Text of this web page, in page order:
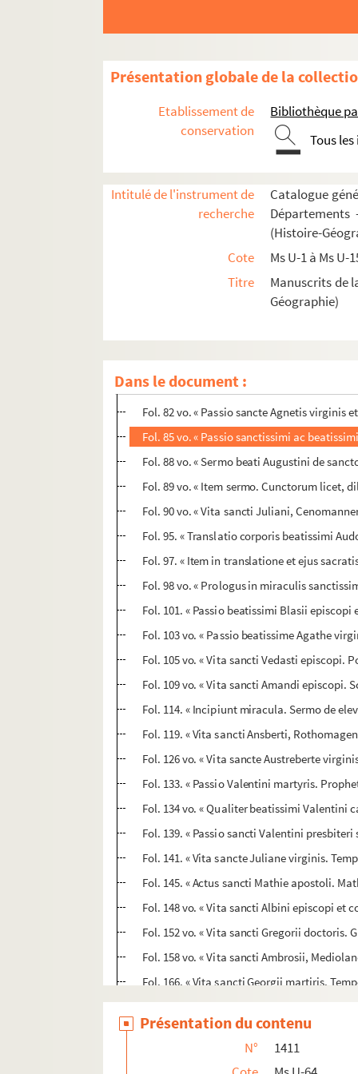
Présentation globale de la
Etablissement de
conservation
Bibliothèque
Tous
Intitulé de l'instrument de
recherche
Catalogue
Départements
(Histoire-
Cote
Ms U-1 à Ms U-
Titre
Manuscrits de
Géographie)
Dans le document :
Fol. 20 vo. « Passio sanctorum martyrum
Fol. 27. « Vita sancti Pauli heremite.
Fol. 29 vo. « Sanctus Jeronimus in libro
Fol. 30 vo. « Prologus in vita sancti
Fol. 35 vo. « Miracula beati Hylarii ab eo
Fol. 38. « Sermo in festivitate beati
Fol. 41. « Vita sancti Mauri abbatis.
Fol. 52. « Passio sancti Marcelli pape.
Fol. 52. « Vita sancti Sulpitii, Bituricensis
Fol. 63 vo. « Vita sancti Remigii,
Fol. 65. « Vita sancti Launomari abbatis.
Fol. 69 vo. « Duo miracula de sancto
Fol. 70. « Passio sancti Sebastiani. In
Fol. 82 vo. « Passio sancte Agnetis virginis
Fol. 85 vo. « Passio sanctissimi ac
Fol. 88 vo. « Sermo beati Augustini de
Fol. 89 vo. « Item sermo. Cunctorum licet,
Fol. 90 vo. « Vita sancti Juliani,
Fol. 95. « Translatio corporis beatissimi
Fol. 97. « Item in translatione et ejus
Fol. 98 vo. « Prologus in miraculis
Fol. 101. « Passio beatissimi Blasii
Fol. 103 vo. « Passio beatissime Agathe
Fol. 105 vo. « Vita sancti Vedasti episcopi.
Fol. 109 vo. « Vita sancti Amandi
Fol. 114. « Incipiunt miracula. Sermo de
Fol. 119. « Vita sancti Ansberti,
Fol. 126 vo. « Vita sancte Austreberte
Fol. 133. « Passio Valentini martyris.
Fol. 134 vo. « Qualiter beatissimi Valentini
Fol. 139. « Passio sancti Valentini
Fol. 141. « Vita sancte Juliane virginis.
Fol. 145. « Actus sancti Mathie apostoli.
Fol. 148 vo. « Vita sancti Albini episcopi et
Fol. 152 vo. « Vita sancti Gregorii doctoris.
Fol. 158 vo. « Vita sancti Ambrosii,
Fol. 166. « Vita sancti Georgii martiris.
Fol. 169 vo. « Passio beati Marci
Fol. 171. « Sermo in festivitate sanctorum
Fol. 172 vo. « Vita sancti Phylippi
Présentation du contenu
N°
1411